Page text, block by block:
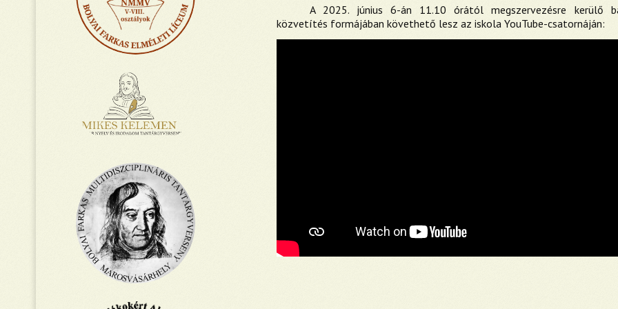
A 2025. június 6-án 11.10 órától megszervezésre kerülő
közvetítés formájában követhető lesz az iskola YouTube-csatornáján: